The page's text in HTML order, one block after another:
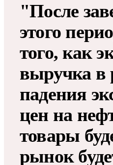
"После
этого
того, как
выручка в
падения
цен на
товары
рынок